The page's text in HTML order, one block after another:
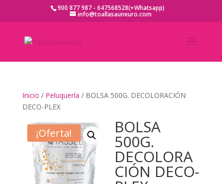
900 877 987 - 647568528(+Whatsapp)
info@toallasauneuro.com
Inicio / Peluquería / BOLSA 500G. DECOLORACIÓN
DECO-PLEX
¡Oferta! BOLSA
500G.
DECOLORA
CIÓN DECO-